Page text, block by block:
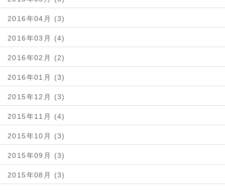
2016年04月 (3)
2016年03月 (4)
2016年02月 (2)
2016年01月 (3)
2015年12月 (3)
2015年11月 (4)
2015年10月 (3)
2015年09月 (3)
2015年08月 (3)